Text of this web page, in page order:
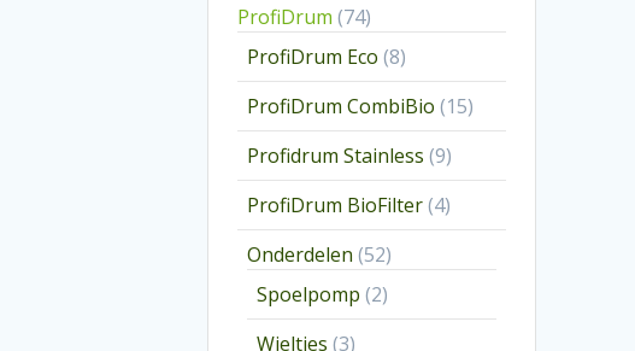
ProfiDrum 7474
producten
ProfiDrum Eco 88
producten
ProfiDrum CombiBio 1515
producten
Profidrum Stainless 99
producten
ProfiDrum BioFilter 44
producten
Onderdelen 5252
producten
Spoelpomp 22
producten
Wieltjes 33